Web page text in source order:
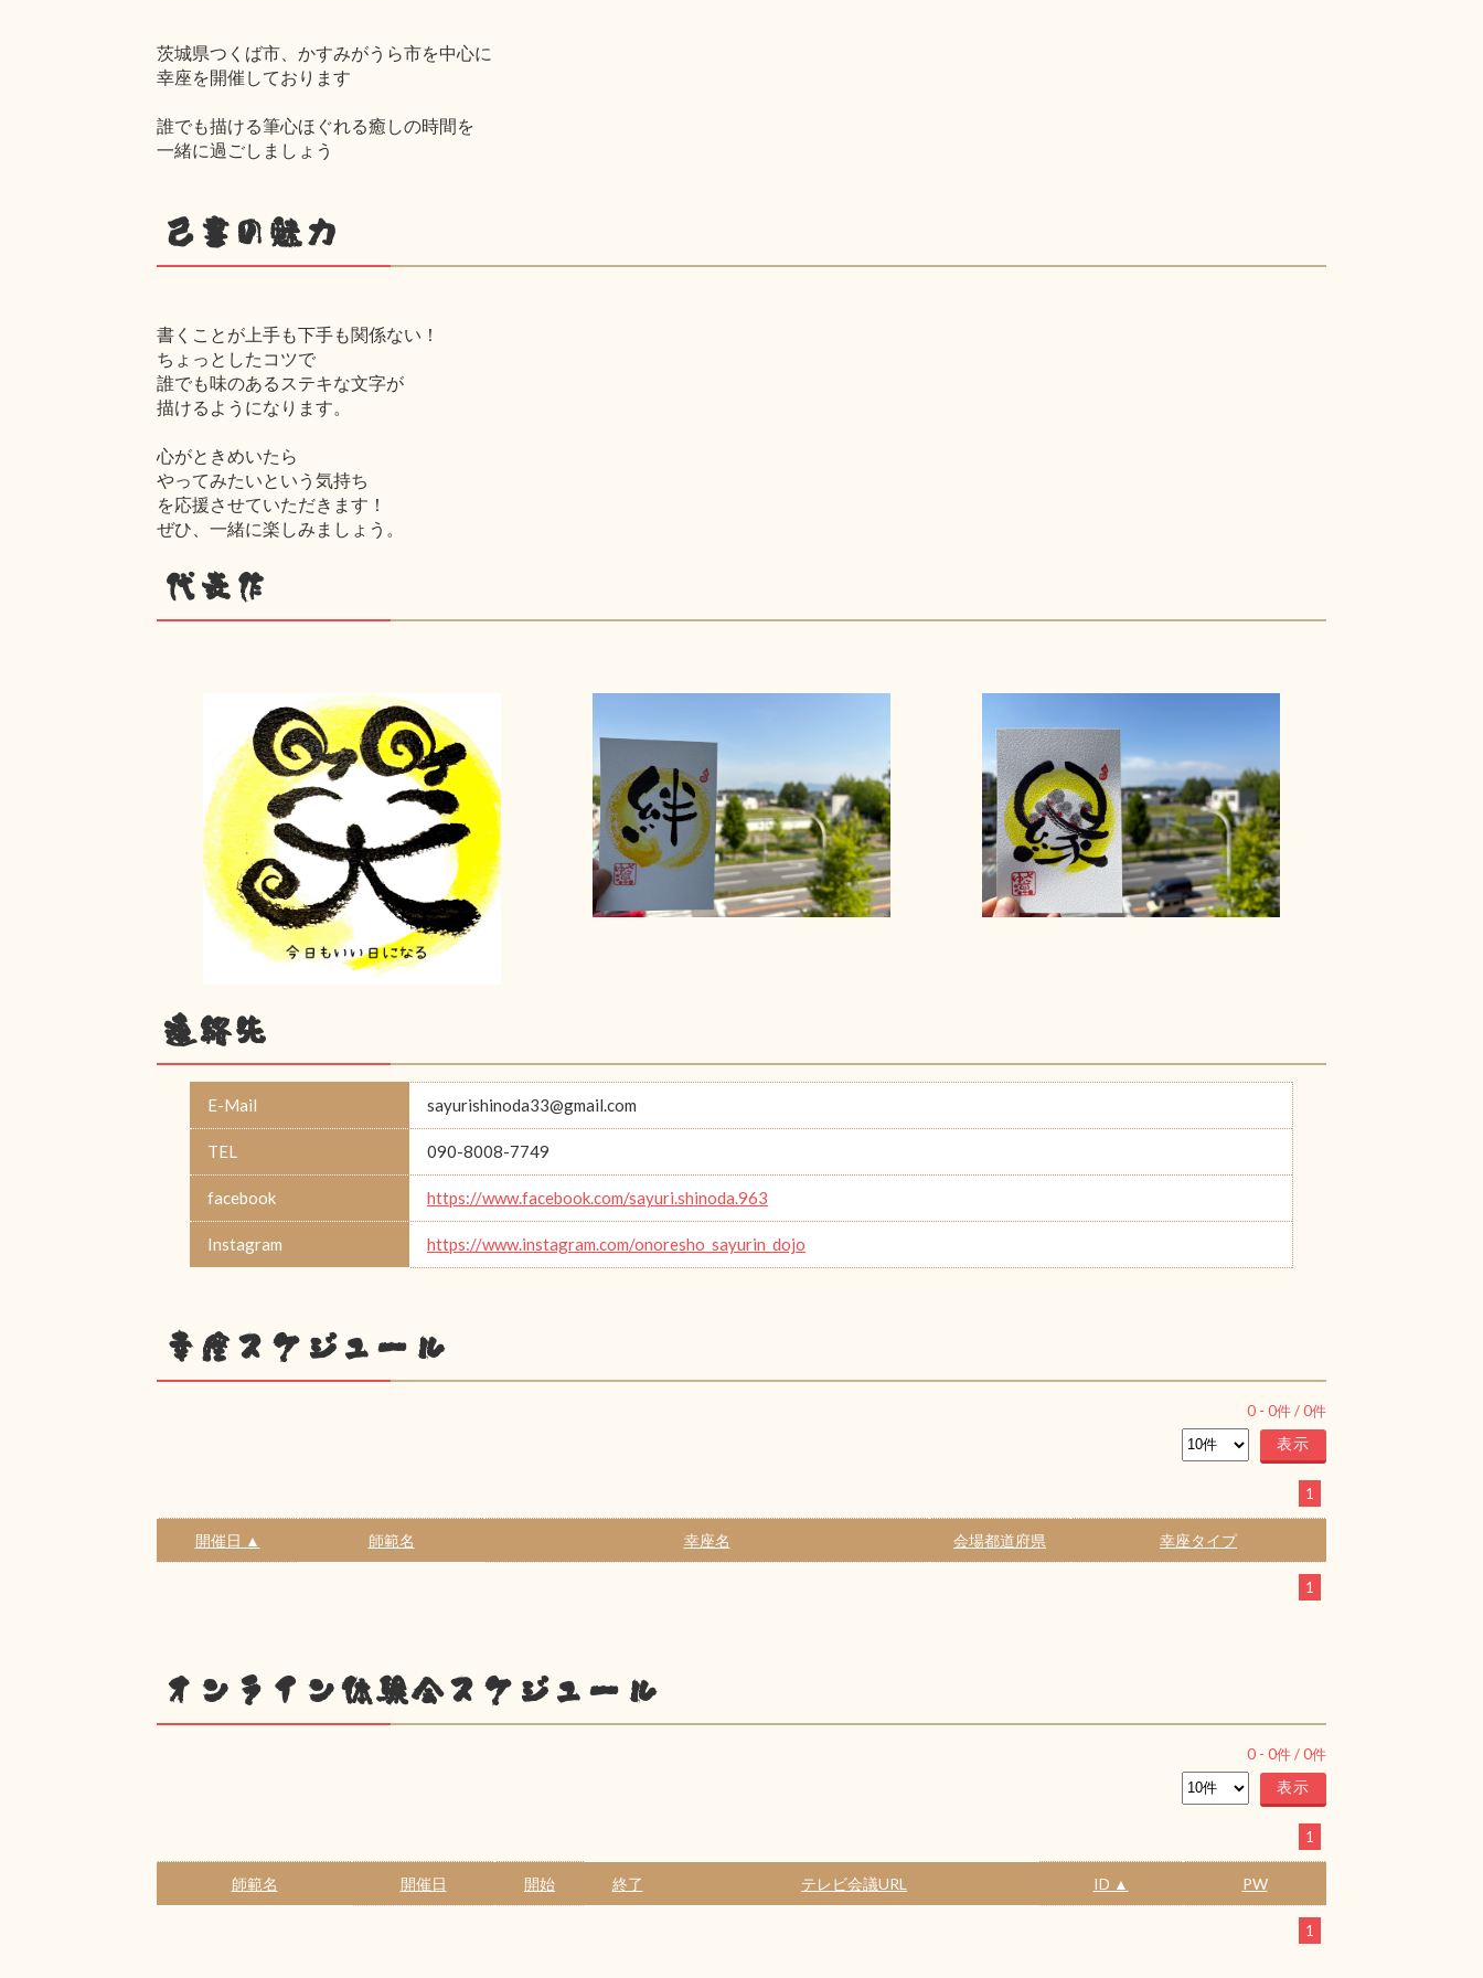
茨城県つくば市、かすみがうら市を中心に
幸座を開催しております
誰でも描ける筆心ほぐれる癒しの時間を
一緒に過ごしましょう
己書の魅力
書くことが上手も下手も関係ない！
ちょっとしたコツで
誰でも味のあるステキな文字が
描けるようになります。
心がときめいたら
やってみたいという気持ち
を応援させていただきます！
ぜひ、一緒に楽しみましょう。
代表作
連絡先
E-Mail sayurishinoda33@gmail.com
TEL 090-8008-7749
facebook https://www.facebook.com/sayuri.shinoda.963
Instagram https://www.instagram.com/onoresho_sayurin_dojo
幸座スケジュール
0 - 0件 /0件
1
開催日 ▲ 師範名 幸座名 会場都道府県 幸座タイプ
1
オンライン体験会スケジュール
0 - 0件 /0件
1
師範名 開催日 開始 終了 テレビ会議URL ID ▲ PW
1